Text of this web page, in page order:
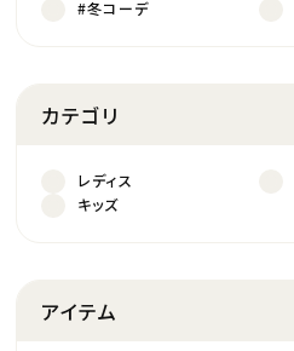
#冬コーデ
カテゴリ
レディス
キッズ
アイテム